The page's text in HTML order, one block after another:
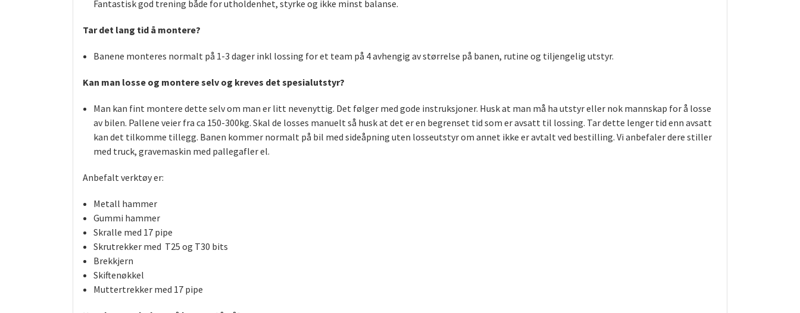
Fantastisk god trening både for utholdenhet, styrke og ikke minst balanse.
Tar det lang tid å montere?
Banene monteres normalt på 1-3 dager inkl lossing for et team på 4 avhengig av størrelse på banen, rutine og tiljengelig utstyr.
Kan man losse og montere selv og kreves det spesialutstyr?
Man kan fint montere dette selv om man er litt nevenyttig. Det følger med gode instruksjoner. Husk at man må ha utstyr eller nok mannskap for å losse
av bilen. Pallene veier fra ca 150-300kg. Skal de losses manuelt så husk at det er en begrenset tid som er avsatt til lossing. Tar dette lenger tid enn avsatt
kan det tilkomme tillegg. Banen kommer normalt på bil med sideåpning uten losseutstyr om annet ikke er avtalt ved bestilling. Vi anbefaler dere stiller
med truck, gravemaskin med pallegafler el.
Anbefalt verktøy er:
Metall hammer
Gummi hammer
Skralle med 17 pipe
Skrutrekker med T25 og T30 bits
Brekkjern
Skiftenøkkel
Muttertrekker med 17 pipe